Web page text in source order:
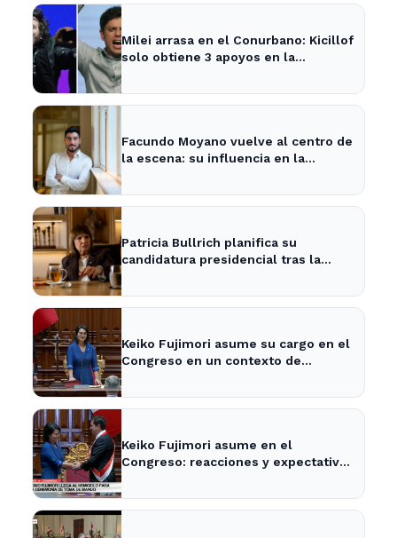
Milei arrasa en el Conurbano: Kicillof
solo obtiene 3 apoyos en la
Facundo Moyano vuelve al centro de
la escena: su influencia en la
Patricia Bullrich planifica su
candidatura presidencial tras la
Keiko Fujimori asume su cargo en el
Congreso en un contexto de
Keiko Fujimori asume en el
Congreso: reacciones y expectativas